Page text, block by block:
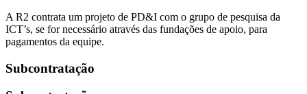
A R2 contrata um projeto de PD&I com o grupo de pesquisa da
ICT’s, se for necessário através das fundações de apoio, para
pagamentos da equipe.
Subcontratação